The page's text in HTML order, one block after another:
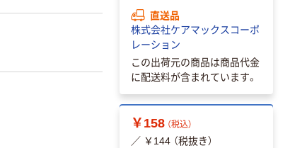
直送品
株式会社ケアマックスコーポ
レーション
この出荷元の商品は商品代金
に配送料が含まれています。
￥158 （税込）
／ ￥144 （税抜き）